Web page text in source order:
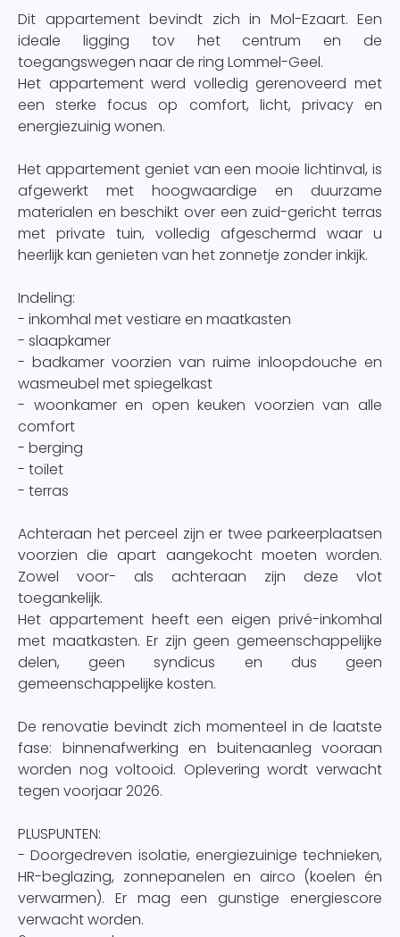
Dit appartement bevindt zich in Mol-Ezaart. Een
ideale ligging tov het centrum en de
toegangswegen naar de ring Lommel-Geel.
Het appartement werd volledig gerenoveerd met
een sterke focus op comfort, licht, privacy en
energiezuinig wonen.
Het appartement geniet van een mooie lichtinval, is
afgewerkt met hoogwaardige en duurzame
materialen en beschikt over een zuid-gericht terras
met private tuin, volledig afgeschermd waar u
heerlijk kan genieten van het zonnetje zonder inkijk.
Indeling:
- inkomhal met vestiare en maatkasten
- slaapkamer
- badkamer voorzien van ruime inloopdouche en
wasmeubel met spiegelkast
- woonkamer en open keuken voorzien van alle
comfort
- berging
- toilet
- terras
Achteraan het perceel zijn er twee parkeerplaatsen
voorzien die apart aangekocht moeten worden.
Zowel voor- als achteraan zijn deze vlot
toegankelijk.
Het appartement heeft een eigen privé-inkomhal
met maatkasten. Er zijn geen gemeenschappelijke
delen, geen syndicus en dus geen
gemeenschappelijke kosten.
De renovatie bevindt zich momenteel in de laatste
fase: binnenafwerking en buitenaanleg vooraan
worden nog voltooid. Oplevering wordt verwacht
tegen voorjaar 2026.
PLUSPUNTEN:
- Doorgedreven isolatie, energiezuinige technieken,
HR-beglazing, zonnepanelen en airco (koelen én
verwarmen). Er mag een gunstige energiescore
verwacht worden.